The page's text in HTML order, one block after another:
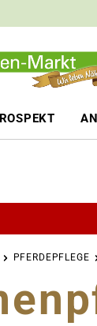
PFERDEPFLEGE